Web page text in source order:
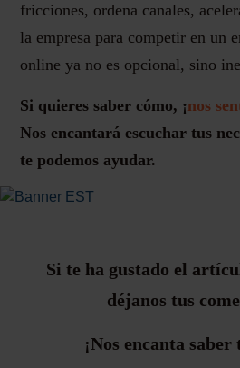
fricciones, ordena canales,
la empresa para competir en un
online ya no es opcional, sino
Si quieres saber cómo, ¡nos
Nos encantará escuchar tus
te podemos ayudar.
Si te ha gustado el
déjanos tus
¡Nos encanta